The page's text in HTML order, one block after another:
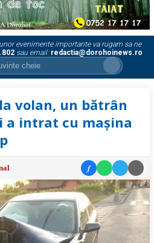
evenimente importante va rugam sa ne
sau email: redactia@dorohoinews.ro
volan, un bătrân
a intrat cu mașina
f